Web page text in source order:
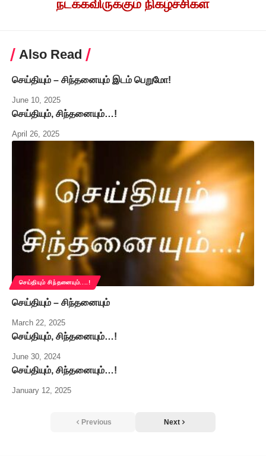
நடக்கவிருக்கும் நிகழ்ச்சிகள்
Also Read
செய்தியும் – சிந்தனையும் இடம் பெறுமோ!
June 10, 2025
செய்தியும், சிந்தனையும்…!
April 26, 2025
செய்தியும் சிந்தனையும்....!
செய்தியும் – சிந்தனையும்
March 22, 2025
செய்தியும், சிந்தனையும்…!
June 30, 2024
செய்தியும், சிந்தனையும்…!
January 12, 2025
Previous Next